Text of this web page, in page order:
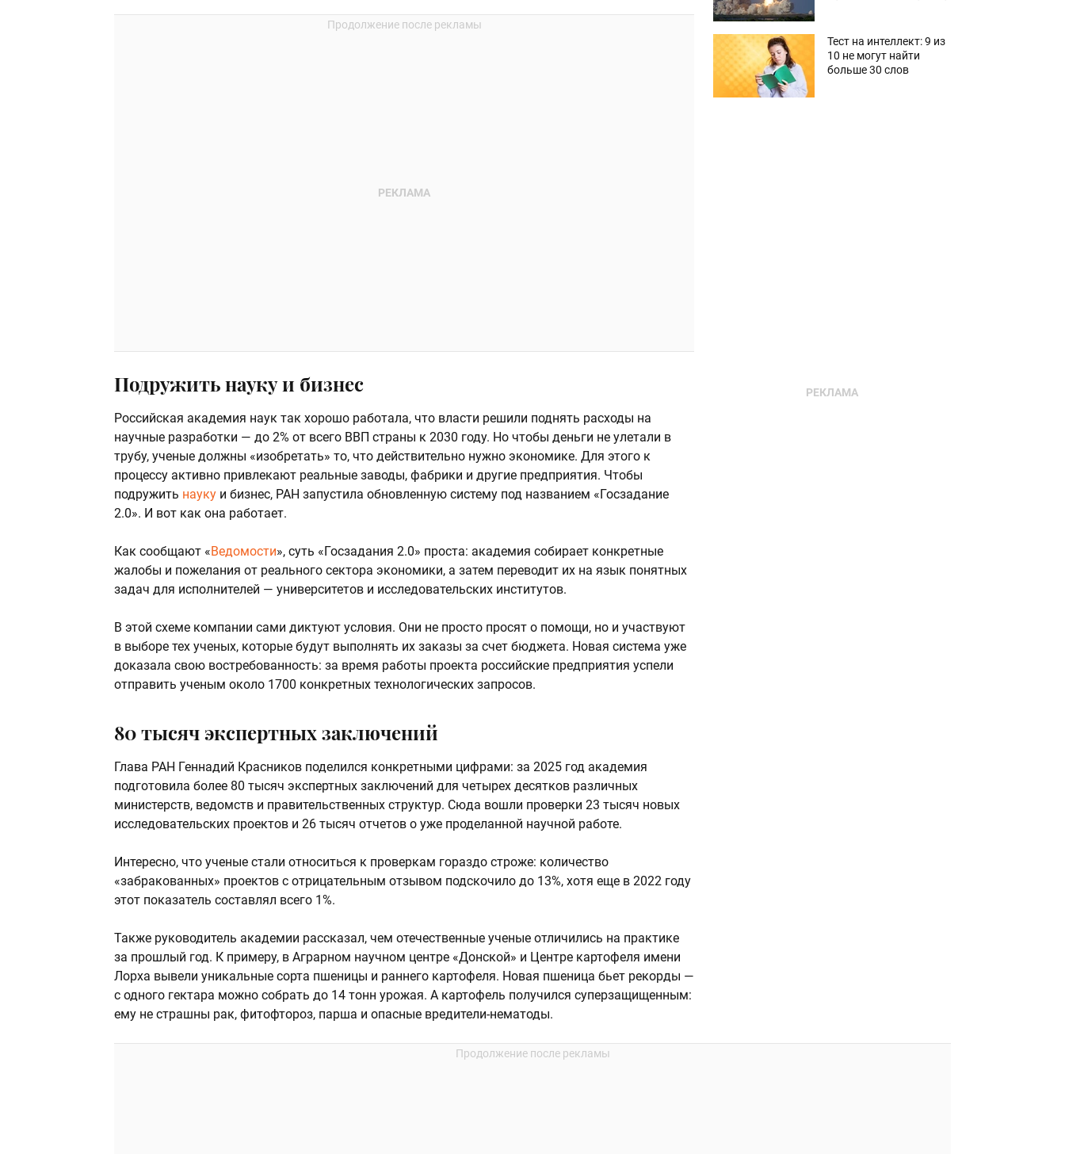
Подружить науку и бизнес
Российская академия наук так хорошо работала, что власти решили поднять расходы на
научные разработки — до 2% от всего ВВП страны к 2030 году. Но чтобы деньги не улетали в
трубу, ученые должны «изобретать» то, что действительно нужно экономике. Для этого к
процессу активно привлекают реальные заводы, фабрики и другие предприятия. Чтобы
подружить науку и бизнес, РАН запустила обновленную систему под названием «Госзадание
2.0». И вот как она работает.
Как сообщают «Ведомости», суть «Госзадания 2.0» проста: академия собирает конкретные
жалобы и пожелания от реального сектора экономики, а затем переводит их на язык понятных
задач для исполнителей — университетов и исследовательских институтов.
В этой схеме компании сами диктуют условия. Они не просто просят о помощи, но и участвуют
в выборе тех ученых, которые будут выполнять их заказы за счет бюджета. Новая система уже
доказала свою востребованность: за время работы проекта российские предприятия успели
отправить ученым около 1700 конкретных технологических запросов.
80 тысяч экспертных заключений
Глава РАН Геннадий Красников поделился конкретными цифрами: за 2025 год академия
подготовила более 80 тысяч экспертных заключений для четырех десятков различных
министерств, ведомств и правительственных структур. Сюда вошли проверки 23 тысяч новых
исследовательских проектов и 26 тысяч отчетов о уже проделанной научной работе.
Интересно, что ученые стали относиться к проверкам гораздо строже: количество
«забракованных» проектов с отрицательным отзывом подскочило до 13%, хотя еще в 2022 году
этот показатель составлял всего 1%.
Также руководитель академии рассказал, чем отечественные ученые отличились на практике
за прошлый год. К примеру, в Аграрном научном центре «Донской» и Центре картофеля имени
Лорха вывели уникальные сорта пшеницы и раннего картофеля. Новая пшеница бьет рекорды —
с одного гектара можно собрать до 14 тонн урожая. А картофель получился суперзащищенным:
ему не страшны рак, фитофтороз, парша и опасные вредители-нематоды.
Тест на интеллект: 9 из
10 не могут найти
больше 30 слов